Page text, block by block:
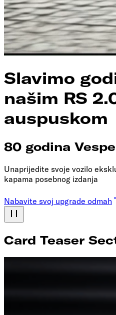
Slavimo
našim RS
auspuskom
80 godina Vespe
Unaprijedite svoje vozilo
kapama posebnog izdanja
Nabavite svoj upgrade odmah
Card Teaser